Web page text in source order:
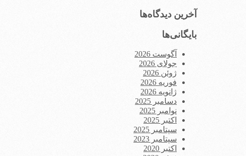
آخرین دیدگاه‌ها
بایگانی‌ها
آگوست 2026
جولای 2026
ژوئن 2026
فوریه 2026
ژانویه 2026
دسامبر 2025
نوامبر 2025
اکتبر 2025
سپتامبر 2025
سپتامبر 2023
اکتبر 2020